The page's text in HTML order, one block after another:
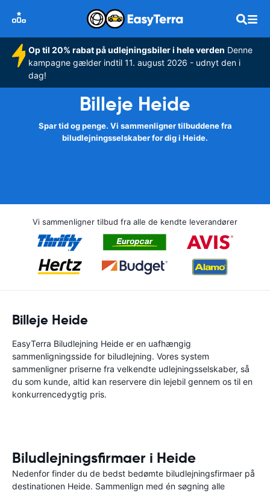
Op til 20% rabat på udlejningsbiler i hele verden Denne
kampagne gælder indtil 11. august 2026 - udnyt den i
dag!
Billeje Heide
Spar tid og penge. Vi sammenligner tilbuddene fra
biludlejningsselskaber for dig i Heide.
Vi sammenligner tilbud fra alle de kendte leverandører
Billeje Heide
EasyTerra Biludlejning Heide er en uafhængig
sammenligningsside for biludlejning. Vores system
sammenligner priserne fra velkendte udlejningsselskaber, så
du som kunde, altid kan reservere din lejebil gennem os til en
konkurrencedygtig pris.
Biludlejningsfirmaer i Heide
Nedenfor finder du de bedst bedømte biludlejningsfirmaer på
destinationen Heide. Sammenlign med én søgning alle